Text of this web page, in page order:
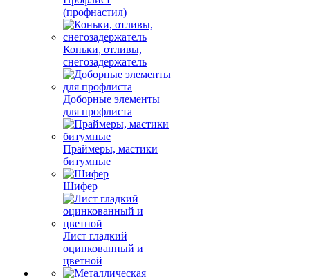
(профнастил)
Коньки, отливы,
снегозадержатель
Доборные элементы
для профлиста
Праймеры, мастики
битумные
Шифер
Лист гладкий
оцинкованный и
цветной